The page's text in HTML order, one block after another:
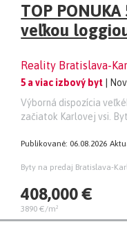
TOP
veľkou
Reality Bratislava-
5 a viac izbový byt |
Výborná dispozícia
začiatok Karlovej vsi.
Publikované: 06.08.2026
Byty na predaj Bratislava-
408,000 €
3890 €/m²